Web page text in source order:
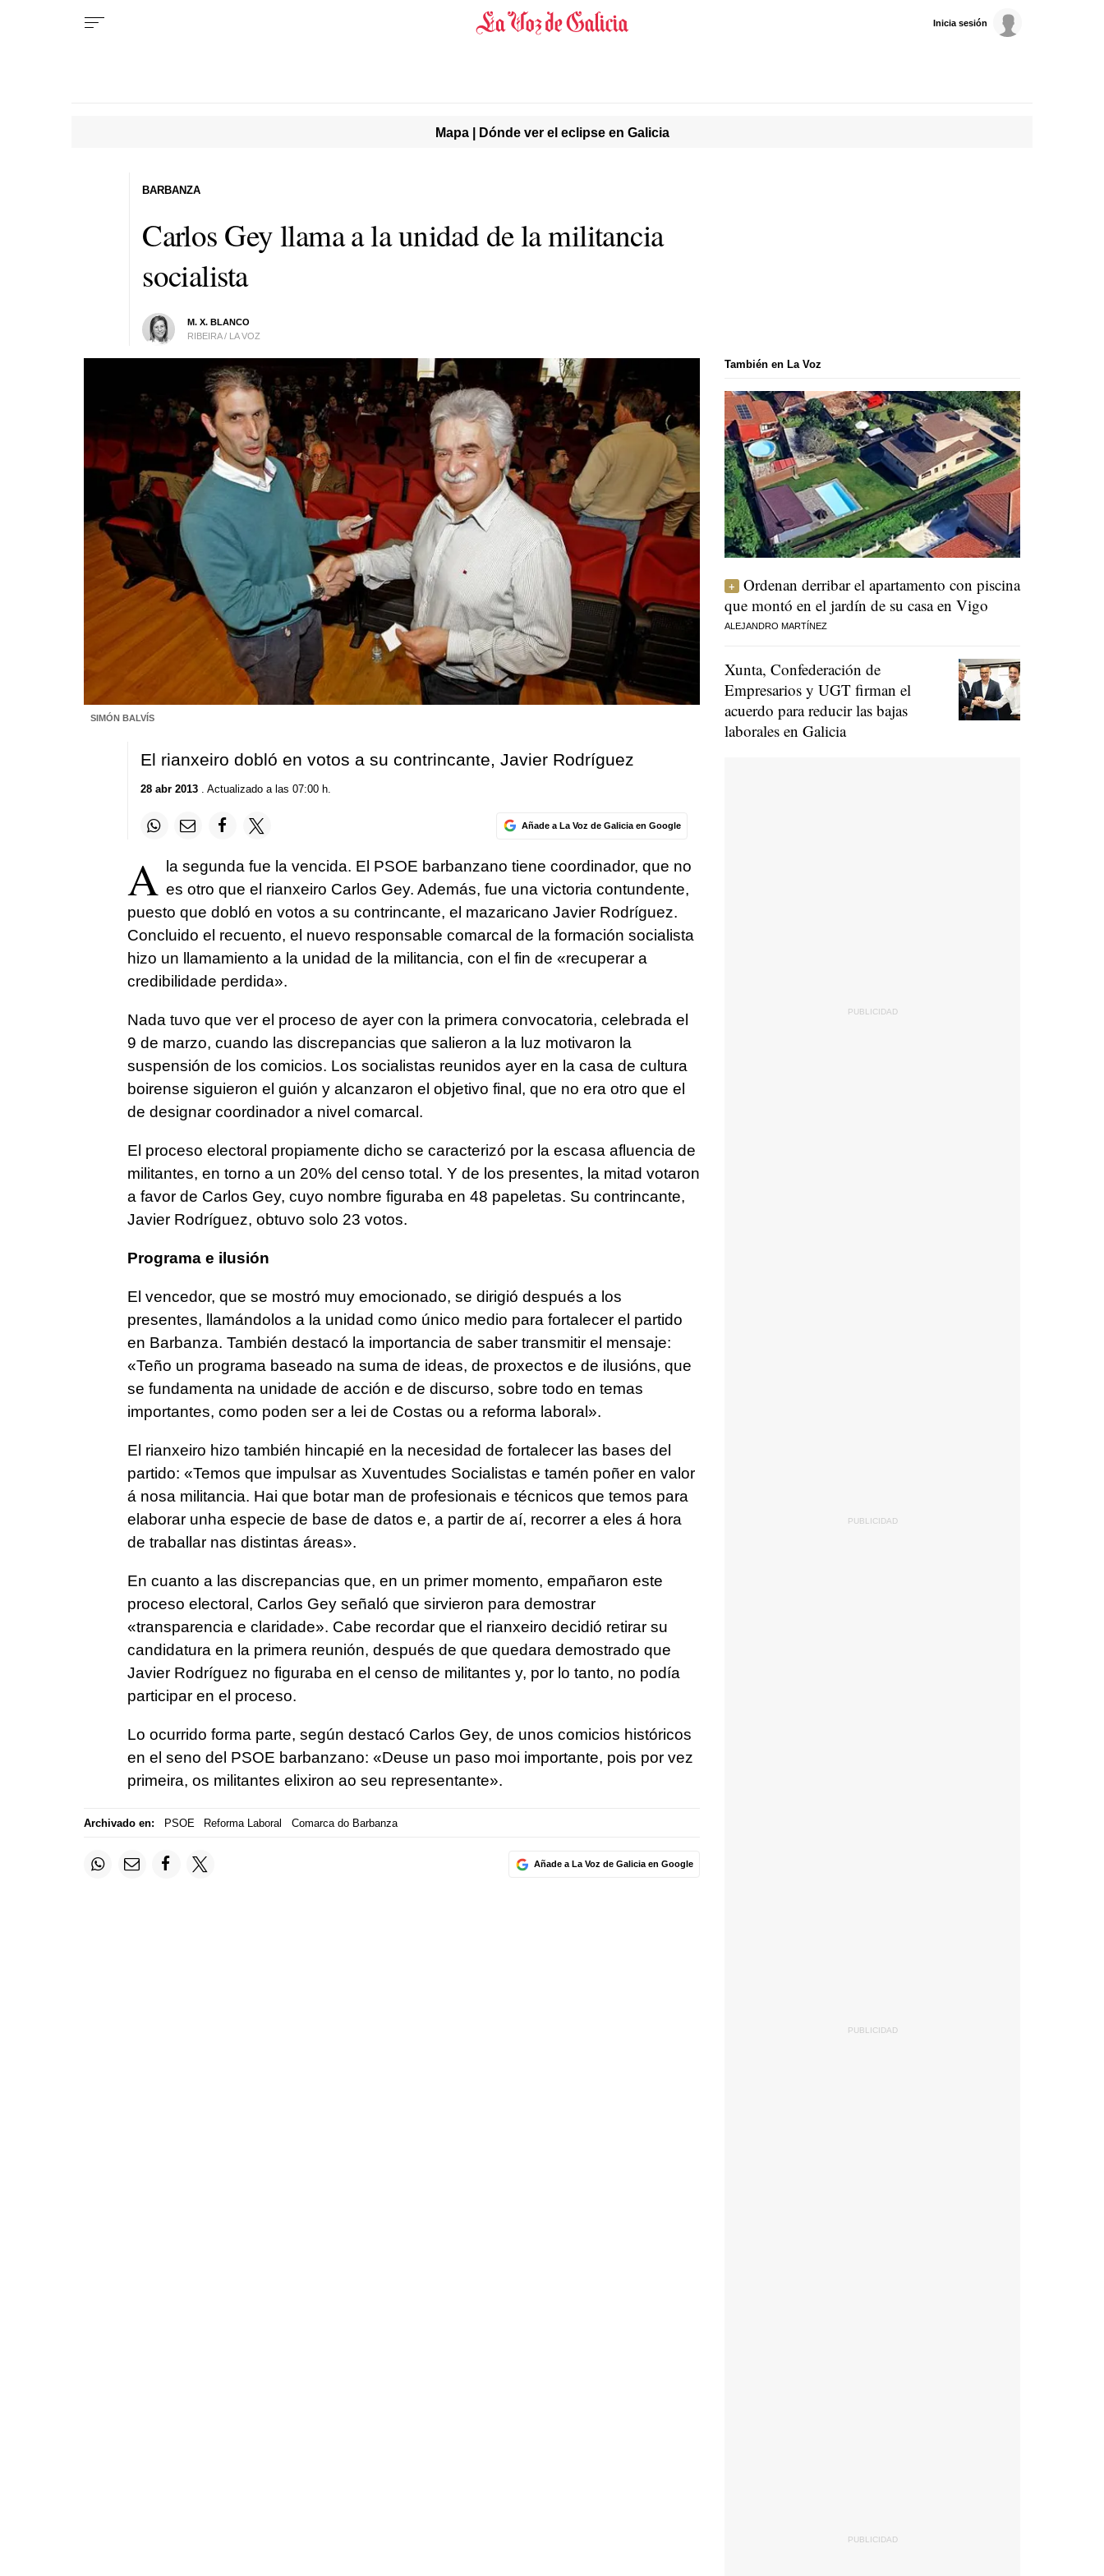
Inicia sesión
Mapa | Dónde ver el eclipse en Galicia
Carlos Gey llama a la unidad de la militancia
socialista
M. X. BLANCO
RIBEIRA / LA VOZ
BARBANZA
SIMÓN BALVÍS
El rianxeiro dobló en votos a su contrincante, Javier Rodríguez
28 abr 2013. Actualizado a las 07:00 h.
Añade a La Voz de Galicia en Google
A
la segunda fue la vencida. El PSOE barbanzano tiene coordinador, que no
es otro que el rianxeiro Carlos Gey. Además, fue una victoria contundente,
puesto que dobló en votos a su contrincante, el mazaricano Javier Rodríguez.
Concluido el recuento, el nuevo responsable comarcal de la formación socialista
hizo un llamamiento a la unidad de la militancia, con el fin de «recuperar a
credibilidade perdida».
Nada tuvo que ver el proceso de ayer con la primera convocatoria, celebrada el
9 de marzo, cuando las discrepancias que salieron a la luz motivaron la
suspensión de los comicios. Los socialistas reunidos ayer en la casa de cultura
boirense siguieron el guión y alcanzaron el objetivo final, que no era otro que el
de designar coordinador a nivel comarcal.
El proceso electoral propiamente dicho se caracterizó por la escasa afluencia de
militantes, en torno a un 20% del censo total. Y de los presentes, la mitad votaron
a favor de Carlos Gey, cuyo nombre figuraba en 48 papeletas. Su contrincante,
Javier Rodríguez, obtuvo solo 23 votos.
Programa e ilusión
El vencedor, que se mostró muy emocionado, se dirigió después a los
presentes, llamándolos a la unidad como único medio para fortalecer el partido
en Barbanza. También destacó la importancia de saber transmitir el mensaje:
«Teño un programa baseado na suma de ideas, de proxectos e de ilusións, que
se fundamenta na unidade de acción e de discurso, sobre todo en temas
importantes, como poden ser a lei de Costas ou a reforma laboral».
El rianxeiro hizo también hincapié en la necesidad de fortalecer las bases del
partido: «Temos que impulsar as Xuventudes Socialistas e tamén poñer en valor
á nosa militancia. Hai que botar man de profesionais e técnicos que temos para
elaborar unha especie de base de datos e, a partir de aí, recorrer a eles á hora
de traballar nas distintas áreas».
En cuanto a las discrepancias que, en un primer momento, empañaron este
proceso electoral, Carlos Gey señaló que sirvieron para demostrar
«transparencia e claridade». Cabe recordar que el rianxeiro decidió retirar su
candidatura en la primera reunión, después de que quedara demostrado que
Javier Rodríguez no figuraba en el censo de militantes y, por lo tanto, no podía
participar en el proceso.
Lo ocurrido forma parte, según destacó Carlos Gey, de unos comicios históricos
en el seno del PSOE barbanzano: «Deuse un paso moi importante, pois por vez
primeira, os militantes elixiron ao seu representante».
Archivado en: PSOE Reforma Laboral Comarca do Barbanza
Añade a La Voz de Galicia en Google
También en La Voz
Ordenan derribar el apartamento con piscina
que montó en el jardín de su casa en Vigo
ALEJANDRO MARTÍNEZ
Xunta, Confederación de
Empresarios y UGT firman el
acuerdo para reducir las bajas
laborales en Galicia